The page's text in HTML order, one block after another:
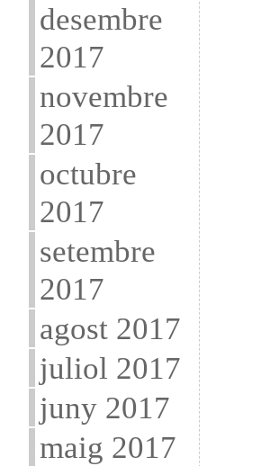
desembre
2017
novembre
2017
octubre
2017
setembre
2017
agost 2017
juliol 2017
juny 2017
maig 2017